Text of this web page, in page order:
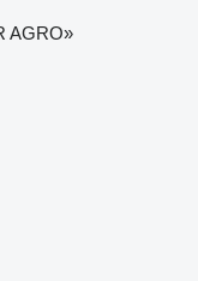
AGRO»